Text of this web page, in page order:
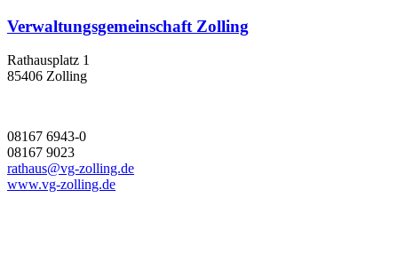
Verwaltungsgemeinschaft Zolling
Rathausplatz 1
85406 Zolling
08167 6943-0
08167 9023
rathaus@vg-zolling.de
www.vg-zolling.de